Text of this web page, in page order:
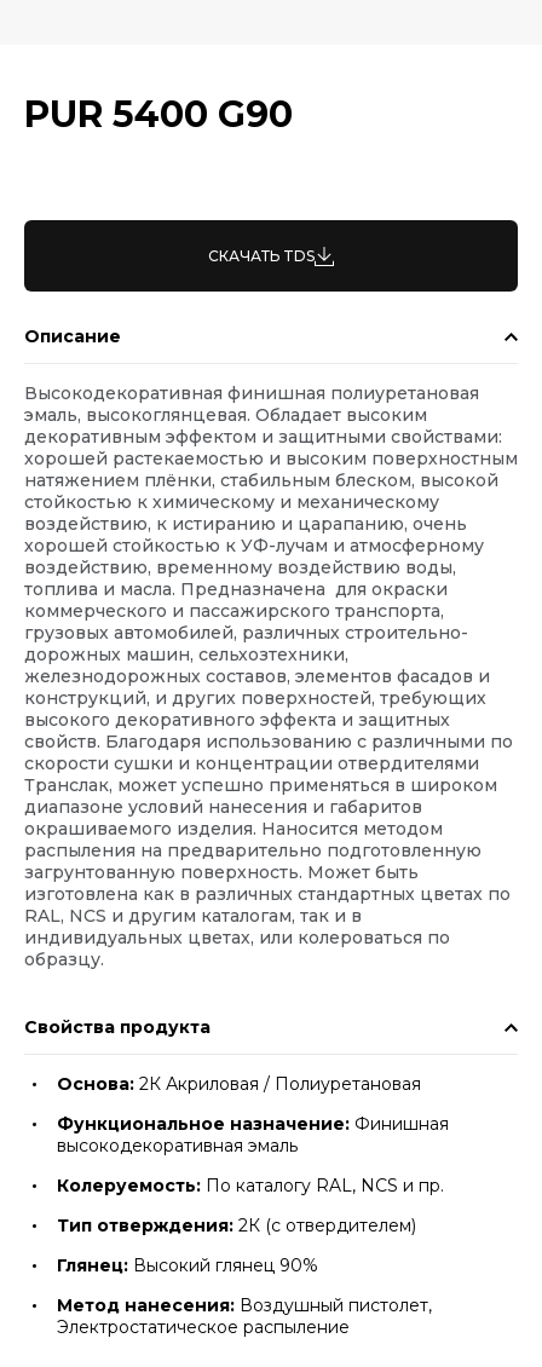
PUR 5400 G90
СКАЧАТЬ TDS
Описание
Высокодекоративная финишная полиуретановая
эмаль, высокоглянцевая. Обладает высоким
декоративным эффектом и защитными свойствами:
хорошей растекаемостью и высоким поверхностным
натяжением плёнки, стабильным блеском, высокой
стойкостью к химическому и механическому
воздействию, к истиранию и царапанию, очень
хорошей стойкостью к УФ-лучам и атмосферному
воздействию, временному воздействию воды,
топлива и масла. Предназначена для окраски
коммерческого и пассажирского транспорта,
грузовых автомобилей, различных строительно-
дорожных машин, сельхозтехники,
железнодорожных составов, элементов фасадов и
конструкций, и других поверхностей, требующих
высокого декоративного эффекта и защитных
свойств. Благодаря использованию с различными по
скорости сушки и концентрации отвердителями
Транслак, может успешно применяться в широком
диапазоне условий нанесения и габаритов
окрашиваемого изделия. Наносится методом
распыления на предварительно подготовленную
загрунтованную поверхность. Может быть
изготовлена как в различных стандартных цветах по
RAL, NCS и другим каталогам, так и в
индивидуальных цветах, или колероваться по
образцу.
Свойства продукта
Основа: 2К Акриловая / Полиуретановая
Функциональное назначение: Финишная
высокодекоративная эмаль
Колеруемость: По каталогу RAL, NCS и пр.
Тип отверждения: 2К (с отвердителем)
Глянец: Высокий глянец 90%
Метод нанесения: Воздушный пистолет,
Электростатическое распыление